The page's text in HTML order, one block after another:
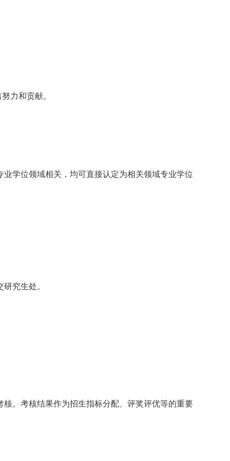
力和贡献。
学位领域相关，均可直接认定为相关领域专业学位
究生处。
。考核结果作为招生指标分配、评奖评优等的重要